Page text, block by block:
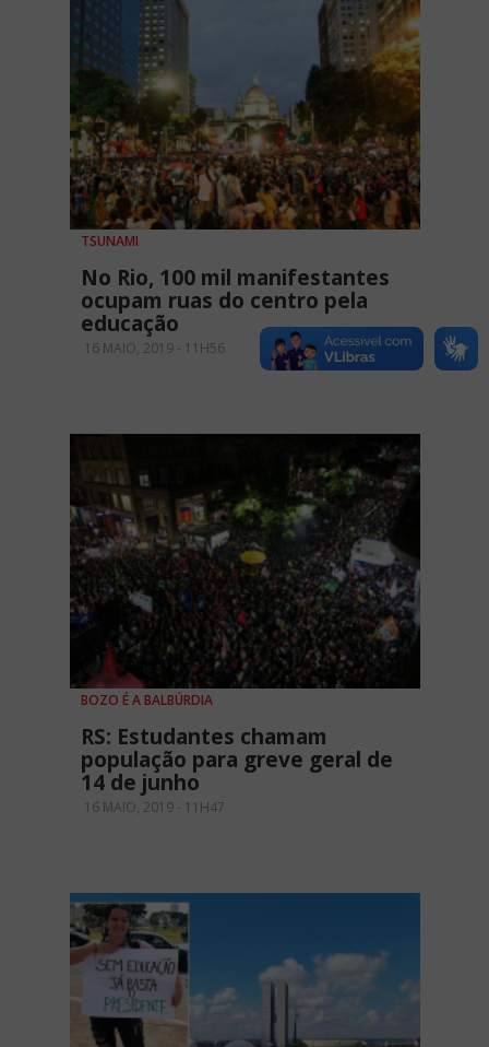
TSUNAMI
No Rio, 100 mil manifestantes
ocupam ruas do centro pela
educação
16 MAIO, 2019 - 11H56
BOZO É A BALBÚRDIA
RS: Estudantes chamam
população para greve geral de
14 de junho
16 MAIO, 2019 - 11H47